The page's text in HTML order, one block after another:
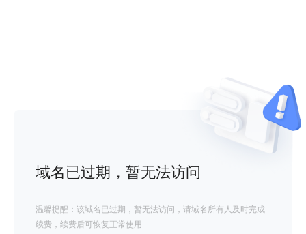
域名已过期，暂无法访问
温馨提醒：该域名已过期，暂无法访问，请域名所有人及时完成
续费，续费后可恢复正常使用